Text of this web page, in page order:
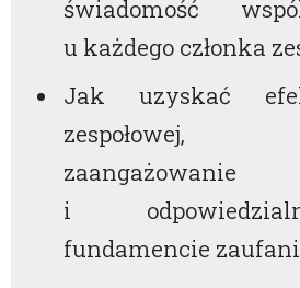
świadomość
u każdego członka
Jak uzyskać
zaangażowanie
i
fundamencie